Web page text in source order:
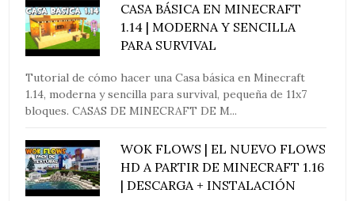
CASA BÁSICA EN MINECRAFT
1.14 | MODERNA Y SENCILLA
PARA SURVIVAL
Tutorial de cómo hacer una Casa básica en Minecraft
1.14, moderna y sencilla para survival, pequeña de 11x7
bloques. CASAS DE MINECRAFT DE M...
WOK FLOWS | EL NUEVO FLOWS
HD A PARTIR DE MINECRAFT 1.16
| DESCARGA + INSTALACIÓN